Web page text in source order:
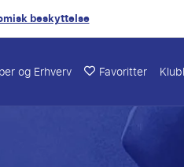
beskyttelse
og Erhverv Favoritter